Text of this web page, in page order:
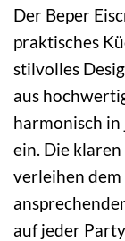
Der Beper
praktisches
stilvolles
aus
harmonisch
ein. Die
verleihen
auf jeder